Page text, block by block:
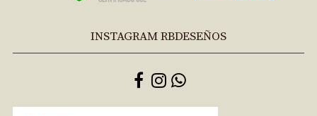
INSTAGRAM RBDESEÑOS